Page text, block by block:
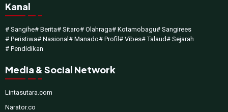
Kanal
# Sangihe# Berita# Sitaro# Olahraga# Kotamobagu# Sangirees
# Peristiwa# Nasional # Manado# Profil # Vibes# Talaud# Sejarah
# Pendidikan
Media & Social Network
Lintasutara.com
Narator.co